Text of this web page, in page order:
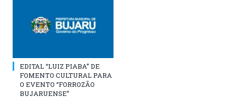
EDITAL “LUIZ PIABA” DE
FOMENTO CULTURAL PARA
O EVENTO “FORROZÃO
BUJARUENSE”